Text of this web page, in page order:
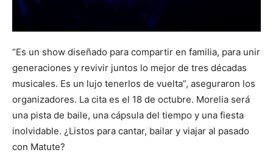
“Es un show diseñado para compartir en familia, para unir
generaciones y revivir juntos lo mejor de tres décadas
musicales. Es un lujo tenerlos de vuelta”, aseguraron los
organizadores. La cita es el 18 de octubre. Morelia será
una pista de baile, una cápsula del tiempo y una fiesta
inolvidable. ¿Listos para cantar, bailar y viajar al pasado
con Matute?